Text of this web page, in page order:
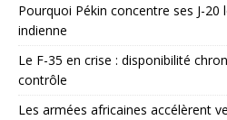
Pourquoi Pékin concentre ses J-
indienne
Le F-35 en crise : disponibilité
contrôle
Les armées africaines accélèrent